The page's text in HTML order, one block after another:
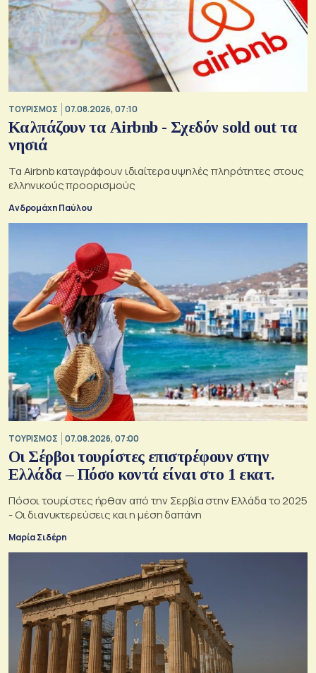
ΤΟΥΡΙΣΜΟΣ 07.08.2026, 07:10
Καλπάζουν τα Airbnb - Σχεδόν sold out τα
νησιά
Τα Airbnb καταγράφουν ιδιαίτερα υψηλές πληρότητες στους
ελληνικούς προορισμούς
Ανδρομάχη Παύλου
ΤΟΥΡΙΣΜΟΣ 07.08.2026, 07:00
Οι Σέρβοι τουρίστες επιστρέφουν στην
Ελλάδα – Πόσο κοντά είναι στο 1 εκατ.
Πόσοι τουρίστες ήρθαν από την Σερβία στην Ελλάδα το 2025
- Οι διανυκτερεύσεις και η μέση δαπάνη
Μαρία Σιδέρη